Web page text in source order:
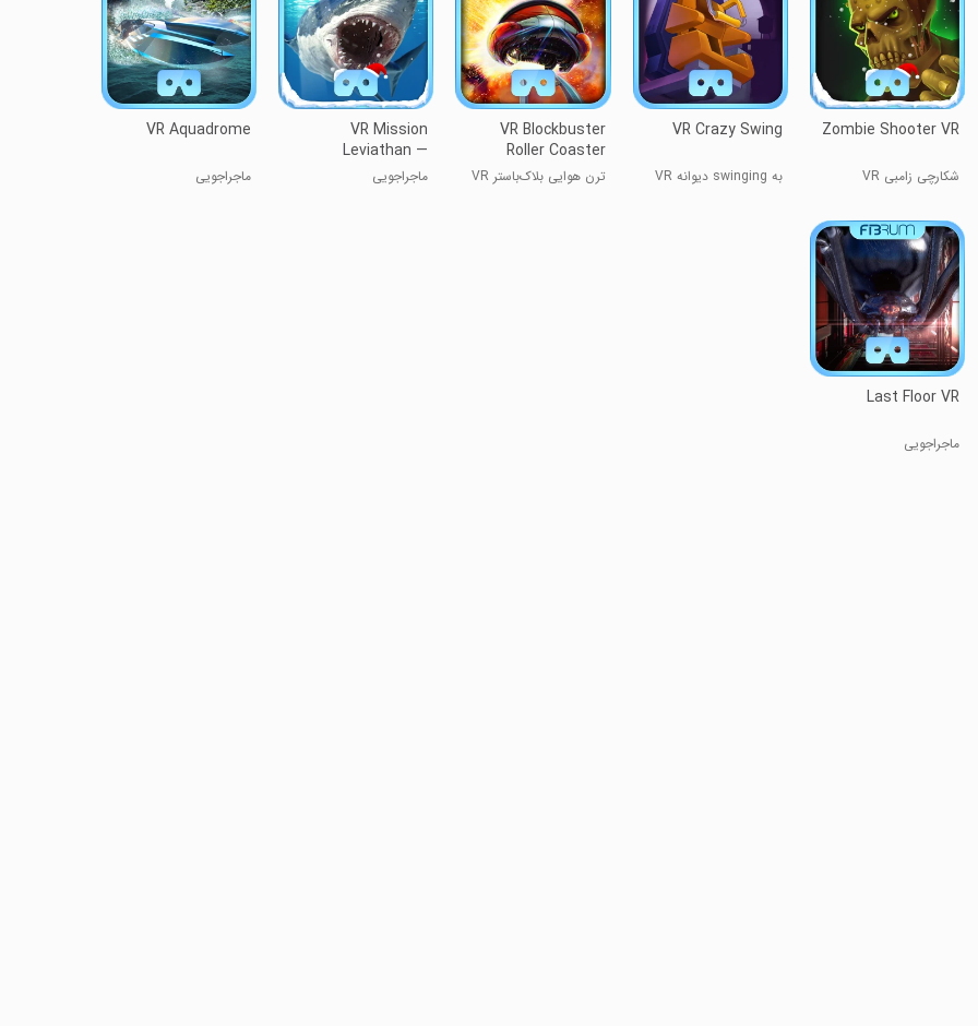
Zombie Shooter VR
شکارچی زامبی VR
VR Crazy Swing
به swinging دیوانه VR
VR Blockbuster
Roller Coaster
ترن هوایی بلاک‌باستر VR
VR Mission
Leviathan —
underwa
ماجراجویی
VR Aquadrome
ماجراجویی
Last Floor VR
ماجراجویی